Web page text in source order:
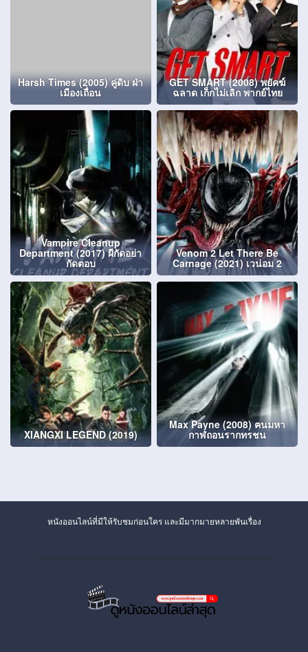
Harsh Times (2005) คู่ดิบ ฝ่า
เมืองเถื่อน
GET SMART (2008) พยัคฆ์
ฉลาด เก็กไม่เลิก พากย์ไทย
Vampire Cleanup
Department (2017) ผีกัดอย่า
กัดตอบ
Venom 2 Let There Be
Carnage (2021) เวน่อม 2
XIANGXI LEGEND (2019)
Max Payne (2008) ฅนมหา
กาฬถอนรากทรชน
หนังออนไลน์ที่มีให้รับชมก่อนใคร และมีมากมายหลายพันเรื่อง